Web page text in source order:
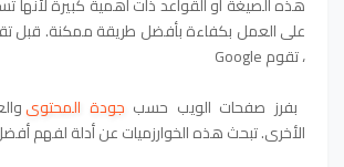
على العمل بكفاءة بأفضل طريقة ممكنة. قبل
، تقوم Google
بفرز صفحات الويب حسب جودة المحتوى
الأخرى. تبحث هذه الخوارزميات عن أدلة لفهم